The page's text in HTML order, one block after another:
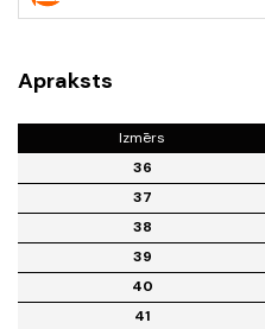
Apraksts
Izmērs
36
37
38
39
40
41